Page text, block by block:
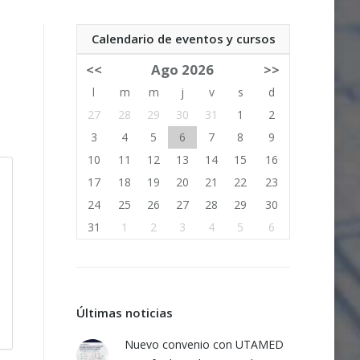
Calendario de eventos y cursos
<< Ago 2026 >>
l m m j v s
d
27
28 29 30 31 1
2
3
4 5 6 7 8
9
10
11 12 13 14 15
16
17
18 19 20 21 22
23
24
25 26 27 28 29
30
31
1 2 3 4 5 6
Últimas noticias
Nuevo convenio con UTAMED